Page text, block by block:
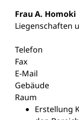
FrauA. Homoki
Liegenschaften
Telefon
Fax
E-Mail
Gebäude
Raum
Erstellung